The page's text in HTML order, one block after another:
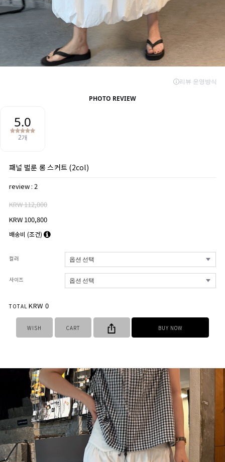
패널 벌룬 롱 스커트 (2col)
review : 2
KRW 112,000
KRW 100,800
배송비 (조건)
컬러
사이즈
TOTAL KRW 0
WISH CART BUY NOW